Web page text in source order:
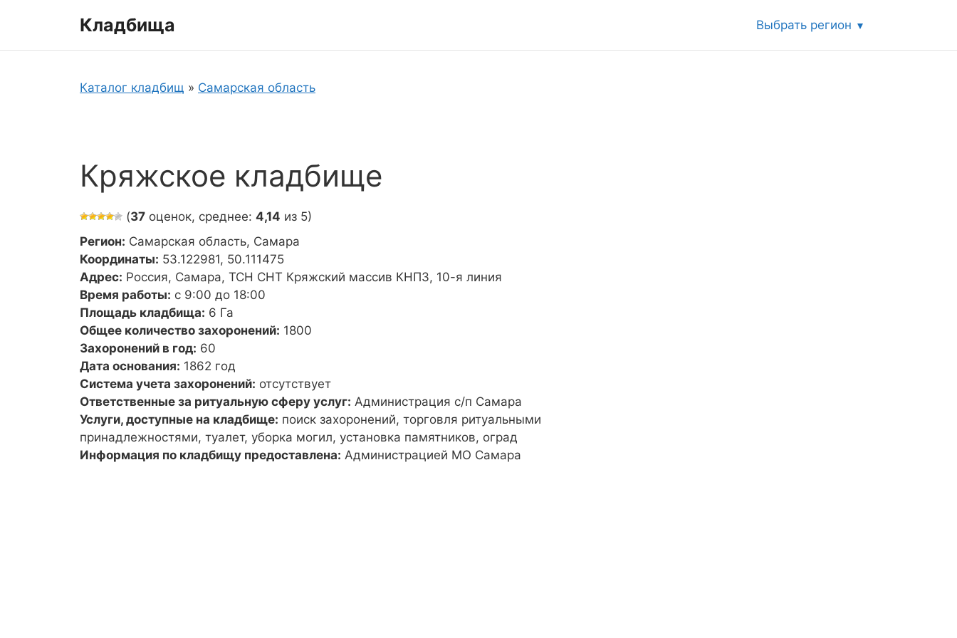
Кладбища Выбрать регион
Каталог кладбищ » Самарская область
Кряжское кладбище
(37 оценок, среднее: 4,14 из 5)
Регион: Самарская область, Самара
Координаты: 53.122981, 50.111475
Адрес: Россия, Самара, ТСН СНТ Кряжский массив КНПЗ, 10-я линия
Время работы: с 9:00 до 18:00
Площадь кладбища: 6 Га
Общее количество захоронений: 1800
Захоронений в год: 60
Дата основания: 1862 год
Система учета захоронений: отсутствует
Ответственные за ритуальную сферу услуг: Администрация с/п Самара
Услуги, доступные на кладбище: поиск захоронений, торговля ритуальными
принадлежностями, туалет, уборка могил, установка памятников, оград
Информация по кладбищу предоставлена: Администрацией МО Самара